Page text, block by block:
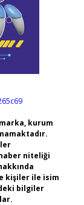
kurum
niteliği
kişiler ile isim
bilgiler